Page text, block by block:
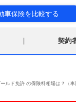
車保険を比較する
契約
ルド免許 の保険料相場は？（車